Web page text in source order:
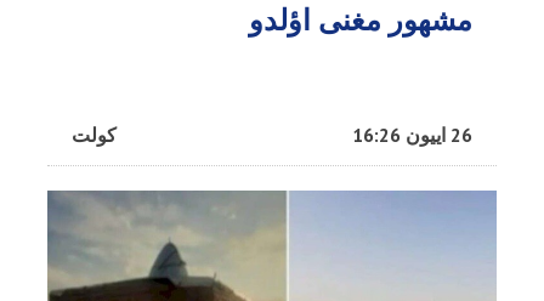
مشهور مغنی اؤلدو
کولت 26 اییون 16:26